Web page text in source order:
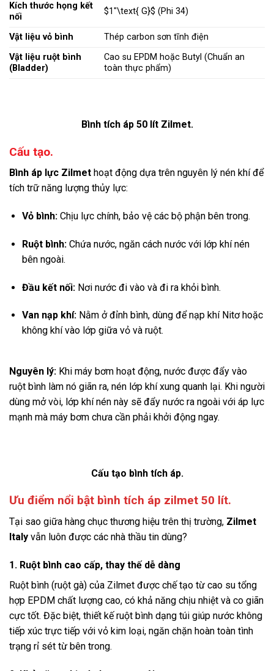
Kích thước họng kết
nối
$1″\text{ G}$ (Phi 34)
Vật liệu vỏ bình
Thép carbon sơn tĩnh điện
Vật liệu ruột bình
(Bladder)
Cao su EPDM hoặc Butyl (Chuẩn an
toàn thực phẩm)
Bình tích áp 50 lít Zilmet.
Cấu tạo.
Bình áp lực Zilmet hoạt động dựa trên nguyên lý nén khí để
tích trữ năng lượng thủy lực:
Vỏ bình:Chịu lực chính, bảo vệ các bộ phận bên trong.
Ruột bình:Chứa nước, ngăn cách nước với lớp khí nén
bên ngoài.
Đầu kết nối:Nơi nước đi vào và đi ra khỏi bình.
Van nạp khí:Nằm ở đỉnh bình, dùng để nạp khí Nitơ hoặc
không khí vào lớp giữa vỏ và ruột.
Nguyên lý: Khi máy bơm hoạt động, nước được đẩy vào
ruột bình làm nó giãn ra, nén lớp khí xung quanh lại. Khi người
dùng mở vòi, lớp khí nén này sẽ đẩy nước ra ngoài với áp lực
mạnh mà máy bơm chưa cần phải khởi động ngay.
Cấu tạo bình tích áp.
Ưu điểm nổi bật bình tích áp zilmet 50 lít.
Tại sao giữa hàng chục thương hiệu trên thị trường, Zilmet
Italy vẫn luôn được các nhà thầu tin dùng?
1. Ruột bình cao cấp, thay thế dễ dàng
Ruột bình (ruột gà) của Zilmet được chế tạo từ cao su tổng
hợp EPDM chất lượng cao, có khả năng chịu nhiệt và co giãn
cực tốt. Đặc biệt, thiết kế ruột bình dạng túi giúp nước không
tiếp xúc trực tiếp với vỏ kim loại, ngăn chặn hoàn toàn tình
trạng rỉ sét từ bên trong.